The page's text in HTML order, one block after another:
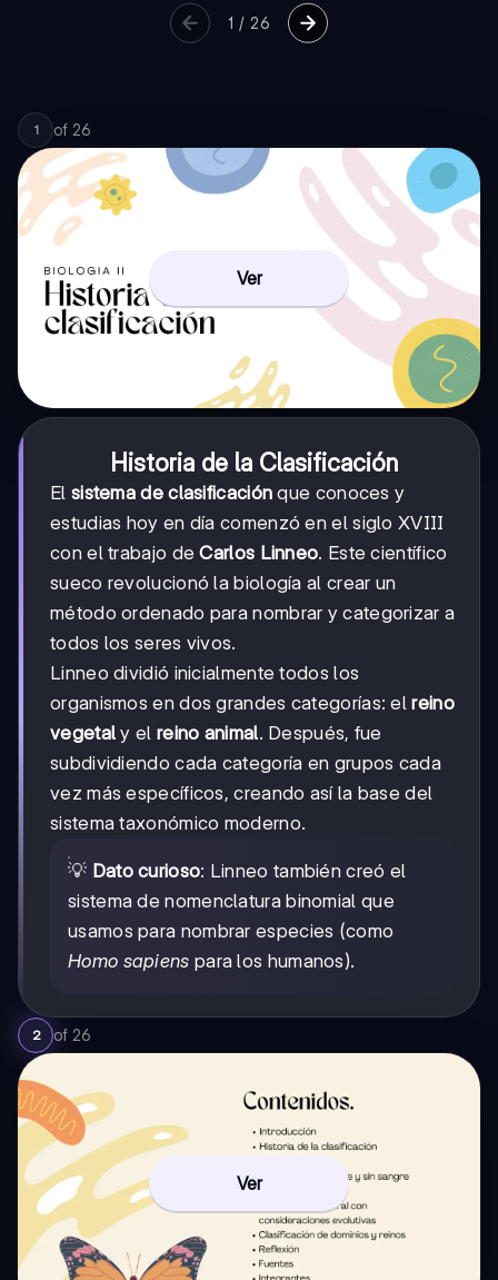
1 / 26
1 of 26
Ver
Historia de la Clasificación
El sistema de clasificación que conoces y
estudias hoy en día comenzó en el siglo XVIII
con el trabajo deCarlos Linneo. Este científico
sueco revolucionó la biología al crear un
método ordenado para nombrar y categorizar a
todos los seres vivos.
Linneo dividió inicialmente todos los
organismos en dos grandes categorías: elreino
vegetal y el reino animal. Después, fue
subdividiendo cada categoría en grupos cada
vez más específicos, creando así la base del
sistema taxonómico moderno.
💡 Dato curioso: Linneo también creó el
sistema de nomenclatura binomial que
usamos para nombrar especies (como
Homo sapiens para los humanos).
2 of 26
Ver